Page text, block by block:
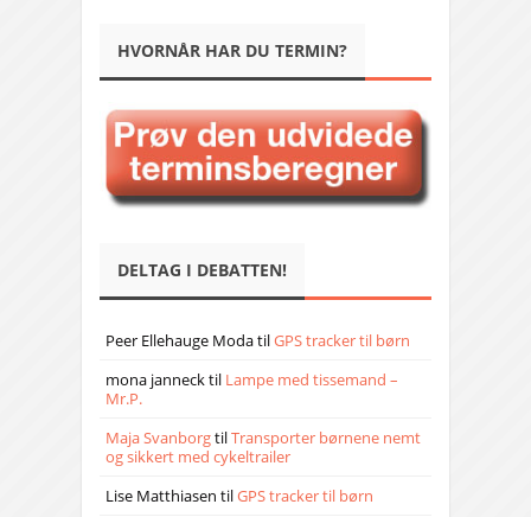
HVORNÅR HAR DU TERMIN?
DELTAG I DEBATTEN!
Peer Ellehauge ModatilGPS tracker til børn
mona jannecktil Lampe med tissemand –
Mr.P.
Maja SvanborgtilTransporter børnene nemt
og sikkert med cykeltrailer
Lise Matthiasen tilGPS tracker til børn